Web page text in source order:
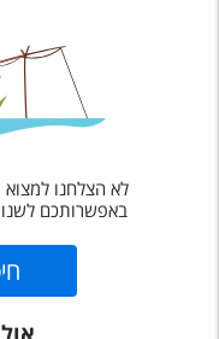
חבילות נופש
הרגע האחרון
טיסות לחו"ל
מלונות בחו"ל
לא הצלחנו
באפשרותכם